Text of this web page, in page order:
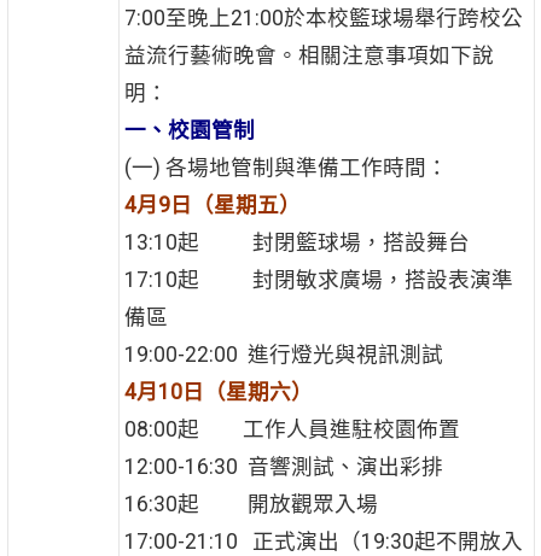
7:00至晚上21:00於本校籃球場舉行跨校公
益流行藝術晚會。相關注意事項如下說
明：
一、校園管制
(一) 各場地管制與準備工作時間：
4月9日（星期五）
13:10起 封閉籃球場，搭設舞台
17:10起 封閉敏求廣場，搭設表演準
備區
19:00-22:00 進行燈光與視訊測試
4月10日（星期六）
08:00起 工作人員進駐校園佈置
12:00-16:30 音響測試、演出彩排
16:30起 開放觀眾入場
17:00-21:10 正式演出（19:30起不開放入